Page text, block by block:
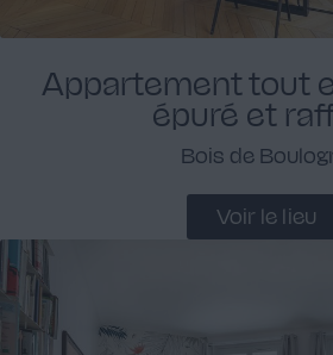
Appartement tout
épuré et
Bois de
Voir le lieu